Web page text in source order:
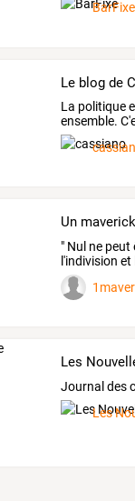
BarFixe
Le blog de
La politique
ensemble.
Un maverick
" Nul ne peut
l'indivision et
Les
Journal des
Les